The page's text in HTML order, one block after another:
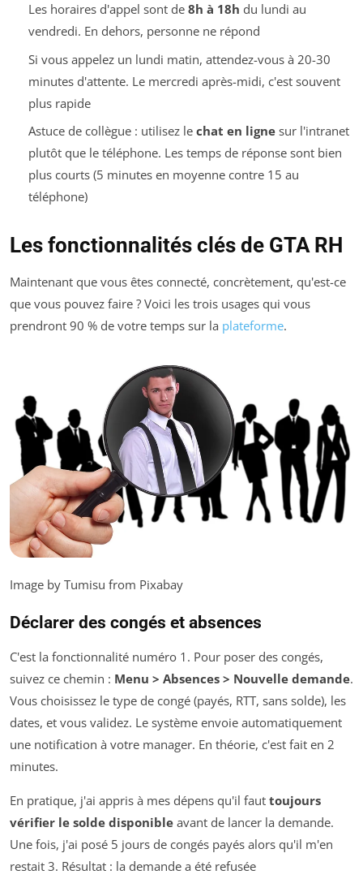
Les horaires d'appel sont de 8h à 18h du lundi au
vendredi. En dehors, personne ne répond
Si vous appelez un lundi matin, attendez-vous à 20-30
minutes d'attente. Le mercredi après-midi, c'est souvent
plus rapide
Astuce de collègue : utilisez le chat en lignesur l'intranet
plutôt que le téléphone. Les temps de réponse sont bien
plus courts (5 minutes en moyenne contre 15 au
téléphone)
Les fonctionnalités clés de GTA RH
Maintenant que vous êtes connecté, concrètement, qu'est-ce
que vous pouvez faire ? Voici les trois usages qui vous
prendront 90 % de votre temps sur la plateforme.
Image by Tumisu from Pixabay
Déclarer des congés et absences
C'est la fonctionnalité numéro 1. Pour poser des congés,
suivez ce chemin : Menu > Absences > Nouvelle demande.
Vous choisissez le type de congé (payés, RTT, sans solde), les
dates, et vous validez. Le système envoie automatiquement
une notification à votre manager. En théorie, c'est fait en 2
minutes.
En pratique, j'ai appris à mes dépens qu'il faut toujours
vérifier le solde disponible avant de lancer la demande.
Une fois, j'ai posé 5 jours de congés payés alors qu'il m'en
restait 3. Résultat : la demande a été refusée